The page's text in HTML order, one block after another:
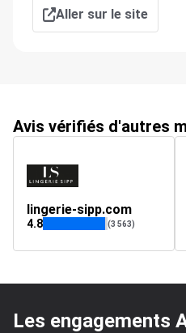
Aller sur le site
Avis vérifiés d'autres
lingerie-sipp.com
4.8 (3 563)
Les engagements